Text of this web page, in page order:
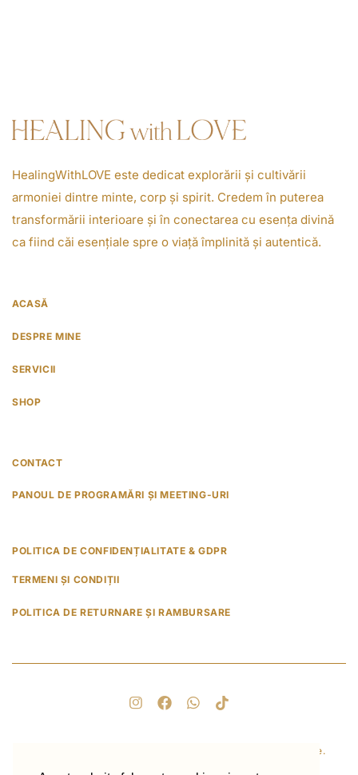
HealingWithLOVE este dedicat explorării și cultivării
armoniei dintre minte, corp și spirit. Credem în puterea
transformării interioare și în conectarea cu esența divină
ca fiind căi esențiale spre o viață împlinită și autentică.
ACASĂ
DESPRE MINE
SERVICII
SHOP
CONTACT
PANOUL DE PROGRAMĂRI ȘI MEETING-URI
POLITICA DE CONFIDENȚIALITATE & GDPR
TERMENI ȘI CONDIȚII
POLITICA DE RETURNARE ȘI RAMBURSARE
© 2025 Healing with Love. Toate drepturile rezervate.